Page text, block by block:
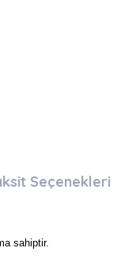
Seçenekleri
sahiptir.